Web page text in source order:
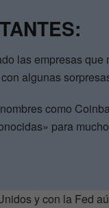
las empresas
algunas
como
para
y con la Fed